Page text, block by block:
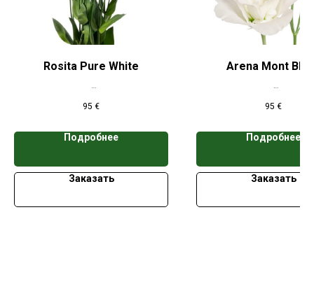
Rosita Pure White
кассет
95 €
Подробнее
Заказать
Arena Mont
кассет
95 €
Подробнее
Заказать